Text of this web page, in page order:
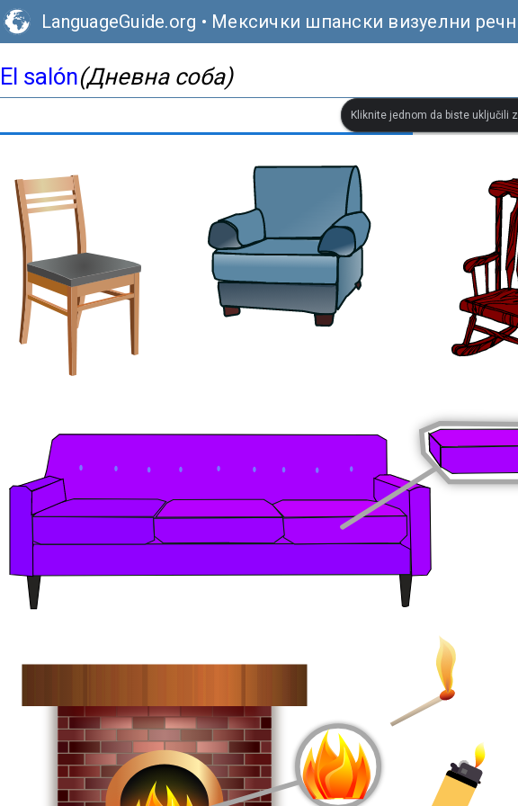
LanguageGuide.org • Мексички шпански визуелни
El salón(Дневна соба)
Kliknite jednom da biste uključili